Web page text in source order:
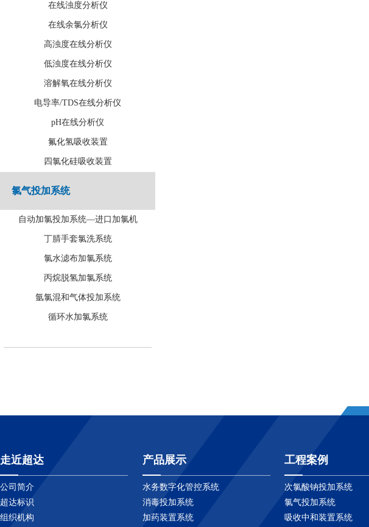
在线浊度分析仪
在线余氯分析仪
高浊度在线分析仪
低浊度在线分析仪
溶解氧在线分析仪
电导率/TDS在线分析仪
pH在线分析仪
氟化氢吸收装置
四氯化硅吸收装置
氯气投加系统
自动加氯投加系统—进口加氯机
丁腈手套氯洗系统
氯水滤布加氯系统
丙烷脱氢加氯系统
氩氯混和气体投加系统
循环水加氯系统
走近超达
公司简介
超达标识
组织机构
产品展示
水务数字化管控系统
消毒投加系统
加药装置系统
工程案例
次氯酸钠投加系统
氯气投加系统
吸收中和装置系统